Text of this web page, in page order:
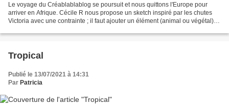
Le voyage du Créablablablog se poursuit et nous quittons l'Europe pour
arriver en Afrique. Cécile R nous propose un sketch inspiré par les chutes
Victoria avec une contrainte ; il faut ajouter un élément (animal ou végétal)
Tropical
Publié le 13/07/2021 à 14:31
Par Patricia